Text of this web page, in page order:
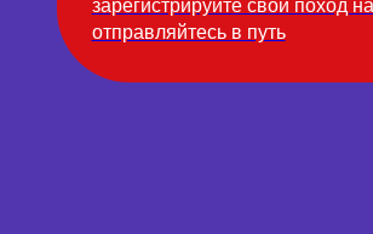
зарегистрируйте свой поход
отправляйтесь в путь